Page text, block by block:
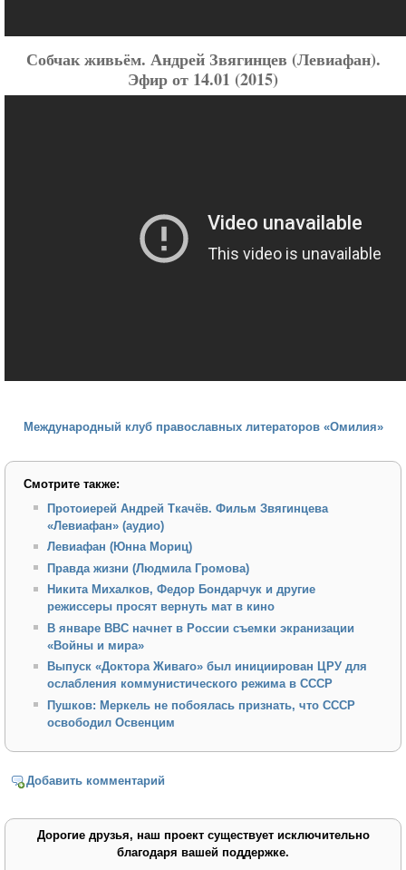
Собчак живьём. Андрей Звягинцев (Левиафан).
Эфир от 14.01 (2015)
Международный клуб православных литераторов «Омилия»
Смотрите также:
Протоиерей Андрей Ткачёв. Фильм Звягинцева
«Левиафан» (аудио)
Левиафан (Юнна Мориц)
Правда жизни (Людмила Громова)
Никита Михалков, Федор Бондарчук и другие
режиссеры просят вернуть мат в кино
В январе BBC начнет в России съемки экранизации
«Войны и мира»
Выпуск «Доктора Живаго» был инициирован ЦРУ для
ослабления коммунистического режима в СССР
Пушков: Меркель не побоялась признать, что СССР
освободил Освенцим
Добавить комментарий
Дорогие друзья, наш проект существует исключительно
благодаря вашей поддержке.